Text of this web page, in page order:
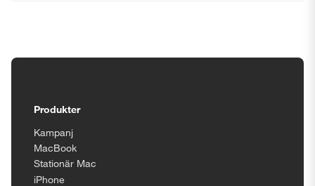
Produkter
Kampanj
MacBook
Stationär Mac
iPhone